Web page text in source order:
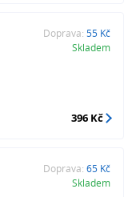
Doprava: 55 Kč
Skladem
396 Kč
Doprava: 65 Kč
Skladem